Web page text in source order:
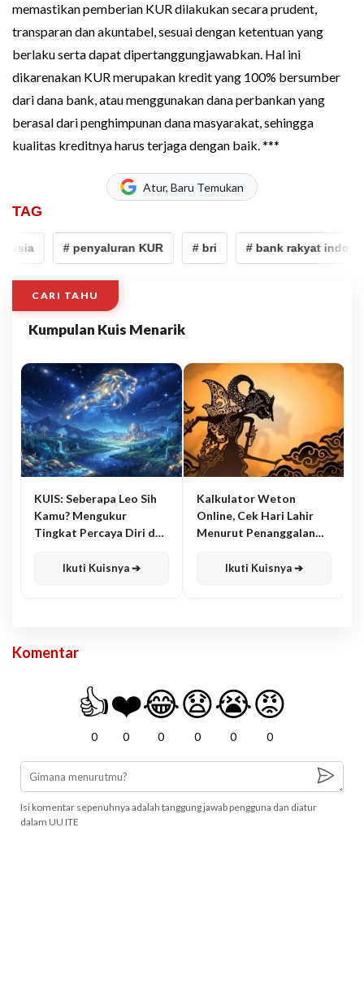
memastikan pemberian KUR dilakukan secara prudent,
transparan dan akuntabel, sesuai dengan ketentuan yang
berlaku serta dapat dipertanggungjawabkan. Hal ini
dikarenakan KUR merupakan kredit yang 100% bersumber
dari dana bank, atau menggunakan dana perbankan yang
berasal dari penghimpunan dana masyarakat, sehingga
kualitas kreditnya harus terjaga dengan baik. ***
Atur, Baru Temukan
TAG
# penyaluran KUR # bri # bank rakyat
CARI TAHU
Kumpulan Kuis Menarik
KUIS: Seberapa Leo Sih
Kamu? Mengukur
Tingkat Percaya Diri dan
Ikuti Kuisnya ➔
Kalkulator Weton
Online, Cek Hari Lahir
Menurut Penanggalan
Ikuti Kuisnya ➔
Komentar
👍
0
❤️
0
😂
0
😧
0
😭
0
😡
0
Isi komentar sepenuhnya adalah tanggung jawab pengguna dan diatur
dalam UU ITE